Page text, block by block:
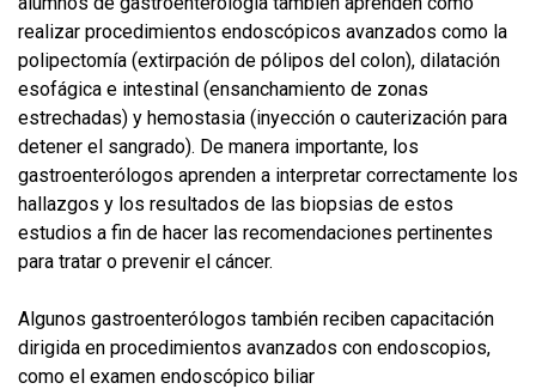
realizar procedimientos endoscópicos avanzados como la
polipectomía (extirpación de pólipos del colon), dilatación
esofágica e intestinal (ensanchamiento de zonas
estrechadas) y hemostasia (inyección o cauterización para
detener el sangrado). De manera importante, los
gastroenterólogos aprenden a interpretar correctamente los
hallazgos y los resultados de las biopsias de estos
estudios a fin de hacer las recomendaciones pertinentes
para tratar o prevenir el cáncer.
Algunos gastroenterólogos también reciben capacitación
dirigida en procedimientos avanzados con endoscopios,
como el examen endoscópico biliar